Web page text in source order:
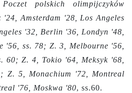
Poczet polskich olimpijczyków
Amsterdam '28, Los Angeles
'32, Berlin '36, Londyn '48,
'56, ss. 78; Z. 3, Melbourne '56,
60; Z. 4, Tokio '64, Meksyk '68,
Z. 5, Monachium '72, Montreal
'76, Moskwa '80, ss.60.